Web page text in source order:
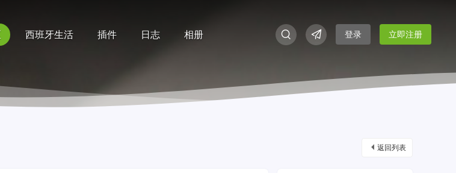
西班牙生活 插件 日志 相册 登录 立即注册
返回列表